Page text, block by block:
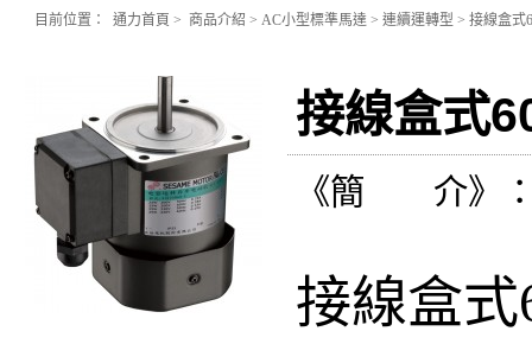
目前位置： 通力首頁 > 商品介紹 > AC小型標準馬達> 連續運轉型 > 接線盒式
接線盒式
《簡 介》
接線盒式